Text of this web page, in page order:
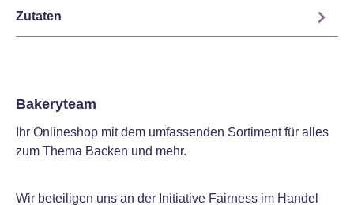
Zutaten
Bakeryteam
Ihr Onlineshop mit dem umfassenden Sortiment für alles
zum Thema Backen und mehr.
Wir beteiligen uns an der Initiative Fairness im Handel